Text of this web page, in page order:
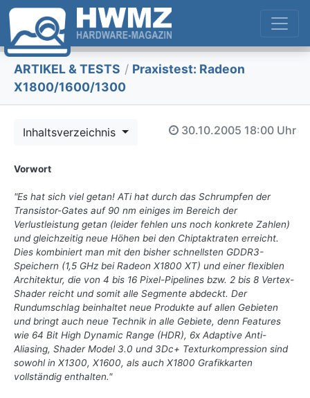
ARTIKEL & TESTS / Praxistest: Radeon
X1800/1600/1300
Inhaltsverzeichnis 30.10.2005 18:00 Uhr
Vorwort
"Es hat sich viel getan! ATi hat durch das Schrumpfen der
Transistor-Gates auf 90 nm einiges im Bereich der
Verlustleistung getan (leider fehlen uns noch konkrete Zahlen)
und gleichzeitig neue Höhen bei den Chiptaktraten erreicht.
Dies kombiniert man mit den bisher schnellsten GDDR3-
Speichern (1,5 GHz bei Radeon X1800 XT) und einer flexiblen
Architektur, die von 4 bis 16 Pixel-Pipelines bzw. 2 bis 8 Vertex-
Shader reicht und somit alle Segmente abdeckt. Der
Rundumschlag beinhaltet neue Produkte auf allen Gebieten
und bringt auch neue Technik in alle Gebiete, denn Features
wie 64 Bit High Dynamic Range (HDR), 6x Adaptive Anti-
Aliasing, Shader Model 3.0 und 3Dc+ Texturkompression sind
sowohl in X1300, X1600, als auch X1800 Grafikkarten
vollständig enthalten."